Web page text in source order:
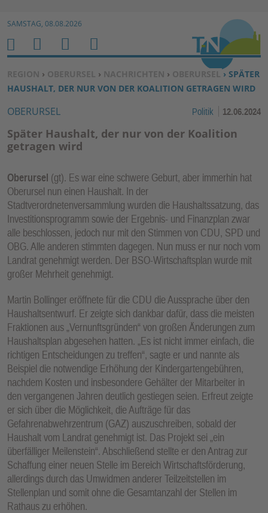
Zum Inhalt springen ↓
SAMSTAG, 08.08.2026
SIE BEFINDEN SICH HIER:
REGION › OBERURSEL › NACHRICHTEN › OBERURSEL › SPÄTER
HAUSHALT, DER NUR VON DER KOALITION GETRAGEN WIRD
OBERURSEL Politik 12.06.2024
Später Haushalt, der nur von der Koalition
getragen wird
Oberursel (gt). Es war eine schwere Geburt, aber immerhin hat
Oberursel nun einen Haushalt. In der
Stadtverordnetenversammlung wurden die Haushaltssatzung, das
Investitionsprogramm sowie der Ergebnis- und Finanzplan zwar
alle beschlossen, jedoch nur mit den Stimmen von CDU, SPD und
OBG. Alle anderen stimmten dagegen. Nun muss er nur noch vom
Landrat genehmigt werden. Der BSO-Wirtschaftsplan wurde mit
großer Mehrheit genehmigt.
Martin Bollinger eröffnete für die CDU die Aussprache über den
Haushaltsentwurf. Er zeigte sich dankbar dafür, dass die meisten
Fraktionen aus „Vernunftsgründen“ von großen Änderungen zum
Haushaltsplan abgesehen hatten. „Es ist nicht immer einfach, die
richtigen Entscheidungen zu treffen“, sagte er und nannte als
Beispiel die notwendige Erhöhung der Kindergartengebühren,
nachdem Kosten und insbesondere Gehälter der Mitarbeiter in
den vergangenen Jahren deutlich gestiegen seien. Erfreut zeigte
er sich über die Möglichkeit, die Aufträge für das
Gefahrenabwehrzentrum (GAZ) auszuschreiben, sobald der
Haushalt vom Landrat genehmigt ist. Das Projekt sei „ein
überfälliger Meilenstein“. Abschließend stellte er den Antrag zur
Schaffung einer neuen Stelle im Bereich Wirtschaftsförderung,
allerdings durch das Umwidmen anderer Teilzeitstellen im
Stellenplan und somit ohne die Gesamtanzahl der Stellen im
Rathaus zu erhöhen.
H
O
M
E
M
E
N
U
S
U
C
N
B
E
N
Z
F
U
N
K
TI
O
N
E
N